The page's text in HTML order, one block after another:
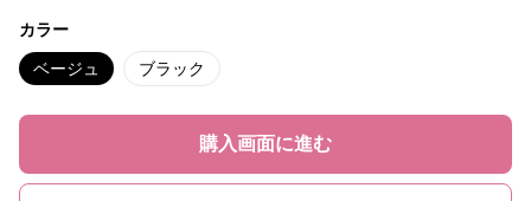
カラー
ベージュ ブラック
購入画面に進む